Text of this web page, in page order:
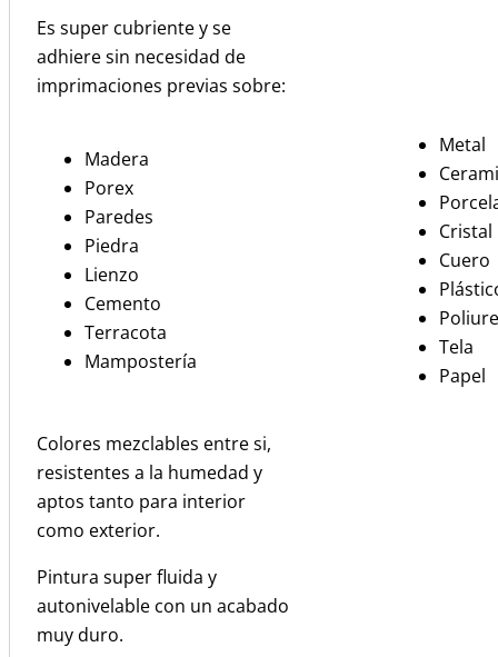
Es super cubriente y se
adhiere sin necesidad de
imprimaciones previas sobre:
Madera
Porex
Paredes
Piedra
Lienzo
Cemento
Terracota
Mampostería
Metal
Cristal
Cuero
Tela
Papel
Colores mezclables entre si,
resistentes a la humedad y
aptos tanto para interior
como exterior.
Pintura super fluida y
autonivelable con un acabado
muy duro.